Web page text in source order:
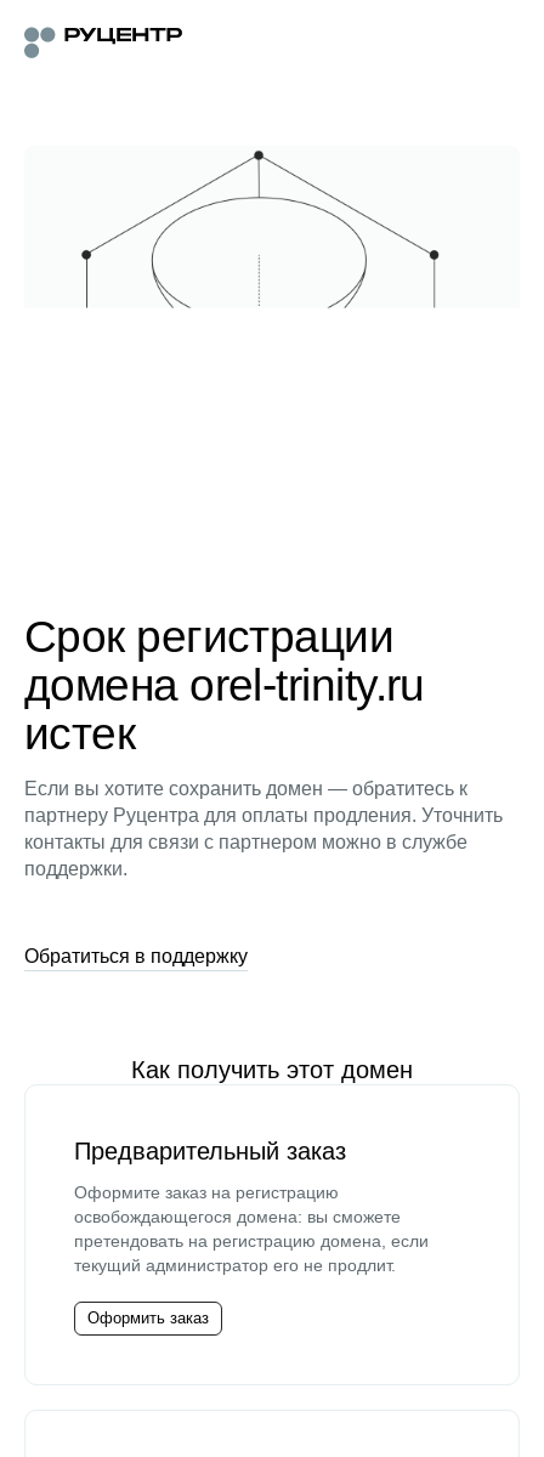
Срок регистрации
домена orel-trinity.ru
истек
Если вы хотите сохранить домен — обратитесь к
партнеру Руцентра для оплаты продления. Уточнить
контакты для связи с партнером можно в службе
поддержки.
Обратиться в поддержку
Как получить этот домен
Предварительный заказ
Оформите заказ на регистрацию
освобождающегося домена: вы сможете
претендовать на регистрацию домена, если
текущий администратор его не продлит.
Оформить заказ